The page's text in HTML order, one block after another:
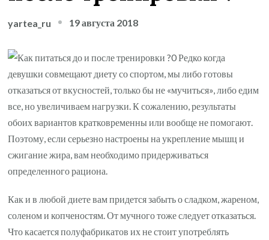
yartea_ru 19 августа 2018
Редко когда
девушки совмещают диету со спортом, мы либо готовы
отказаться от вкусностей, только бы не «мучиться», либо едим
все, но увеличиваем нагрузки. К сожалению, результаты
обоих вариантов кратковременны или вообще не помогают.
Поэтому, если серьезно настроены на укрепление мышц и
сжигание жира, вам необходимо придерживаться
определенного рациона.
Как и в любой диете вам придется забыть о сладком, жареном,
соленом и копченостям. От мучного тоже следует отказаться.
Что касается полуфабрикатов их не стоит употреблять